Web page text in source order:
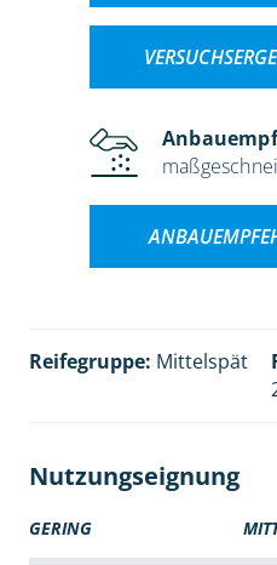
Reifegruppe: Mittelspät
Nutzungseignung
GERING